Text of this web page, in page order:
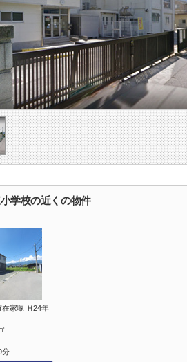
学校の近くの物件
家塚 Ｈ24年
分